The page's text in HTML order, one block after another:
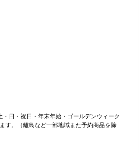
日・祝日・年末年始・ゴールデンウィーク
す。（離島など一部地域また予約商品を除